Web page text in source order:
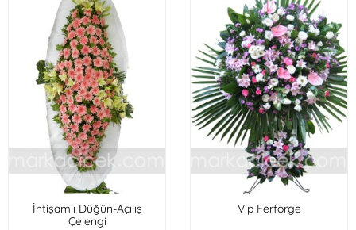
İhtişamlı Düğün-Açılış
Çelengi
Vip Ferforge